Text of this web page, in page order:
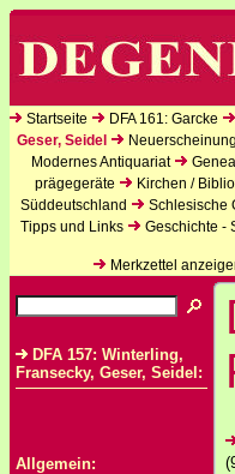
Startseite DFA 161: Garcke
Geser, Seidel
Modernes Antiquariat
prägegeräte
Kirchen /
Süddeutschland
Schlesische
Tipps und Links
Geschichte -
Merkzettel
DFA 157: Winterling,
Fransecky, Geser, Seidel:
Allgemein: